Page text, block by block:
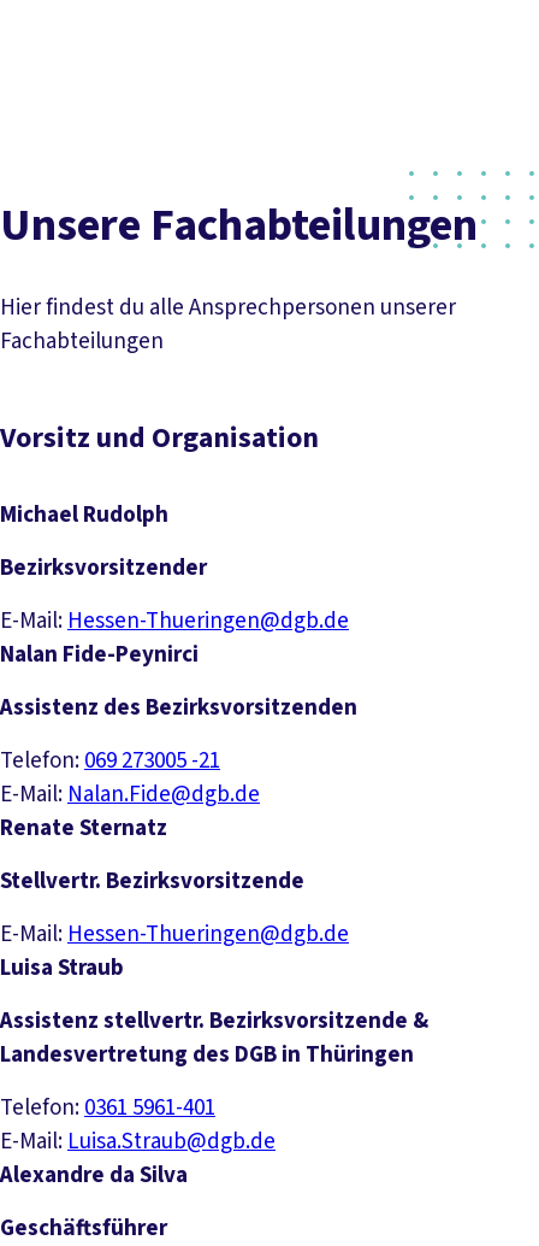
Unsere Fachabteilungen
Hier findest du alle Ansprechpersonen unserer
Fachabteilungen
Vorsitz und Organisation
Michael Rudolph
Bezirksvorsitzender
E-Mail:Hessen-Thueringen@dgb.de
Nalan Fide-Peynirci
Assistenz des Bezirksvorsitzenden
Telefon:069 273005 -21
E-Mail:Nalan.Fide@dgb.de
Renate Sternatz
Stellvertr. Bezirksvorsitzende
E-Mail:Hessen-Thueringen@dgb.de
Luisa Straub
Assistenz stellvertr. Bezirksvorsitzende &
Landesvertretung des DGB in Thüringen
Telefon:0361 5961-401
E-Mail:Luisa.Straub@dgb.de
Alexandre da Silva
Geschäftsführer